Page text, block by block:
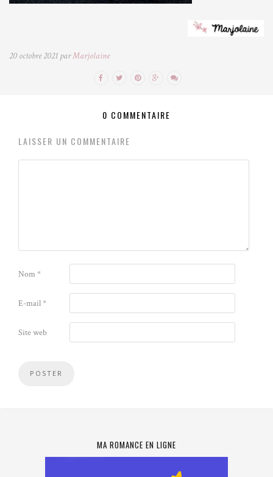
20 octobre 2021 parMarjolaine
0 COMMENTAIRE
LAISSER UN COMMENTAIRE
Nom*
E-mail*
Site web
MA ROMANCE EN LIGNE